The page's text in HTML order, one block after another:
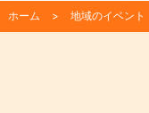
ホーム 地域のイベント